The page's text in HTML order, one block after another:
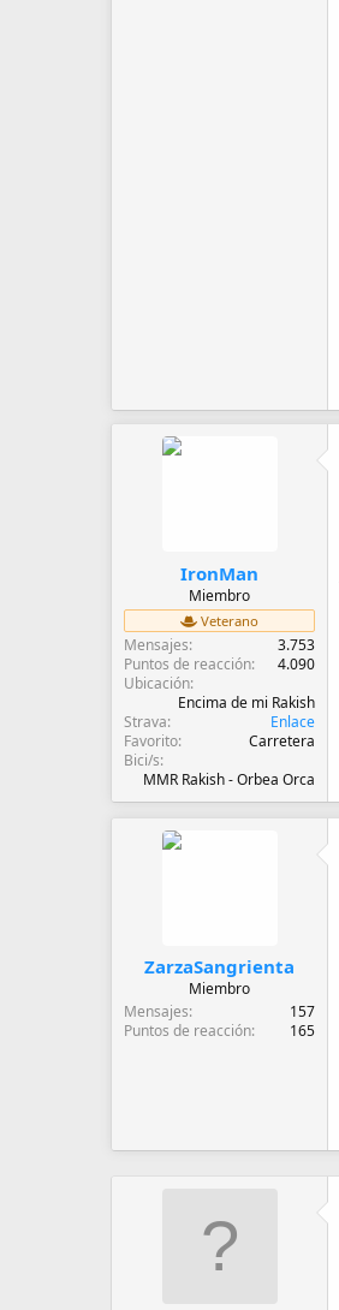
IronMan
Miembro
Veterano
Mensajes
3.753
Puntos de reacción
4.090
Ubicación
Encima de mi Rakish
Strava
Enlace
Favorito
Carretera
Bici/s
MMR Rakish - Orbea Orca
ZarzaSangrienta
Miembro
Mensajes
157
Puntos de reacción
165